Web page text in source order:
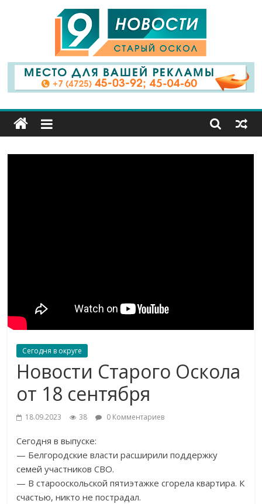
9
Канал
Старый
Сегодня в округе
Новости Старого Оскола
от 18 сентября
18.09.2023 38 0 Комментариев
Сегодня в выпуске:
— Белгородские власти расширили поддержку
семей участников СВО.
— В старооскольской пятиэтажке сгорела квартира. К
счастью, никто не пострадал.